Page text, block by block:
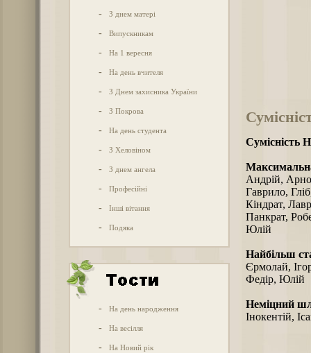
- З днем матері
- Випускникам
- На 1 вересня
- На день вчителя
- З Днем захисника України
- З Покрова
- На день студента
- З Хеловіном
- З днем ангела
- Професійні
- Інші вітання
- Подяка
- На день народження
- На весілля
- На Новий рік
Сумісність
Андрій,
Гаврило,
Кіндрат,
Панкрат,
Юлій
Найбільш
Єрмолай,
Федір, Юлій
Неміцний
Інокентій,